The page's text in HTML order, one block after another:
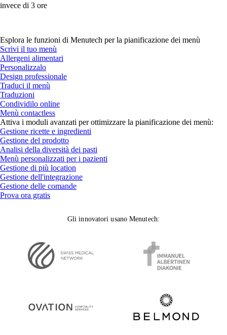
invece di 3 ore
Esplora le funzioni di Menutech per la pianificazione dei menù
Scrivi il tuo menù
Allergeni alimentari
Personalizzalo
Design professionale
Traduci il menù
Traduzioni
Condividilo online
Menù contactless
Attiva i moduli avanzati per ottimizzare la pianificazione dei menù:
Gestione ricette e ingredienti
Gestione del prodotto
Analisi della diversità dei pasti
Menù personalizzati per i pazienti
Gestione di più location
Gestione dell'integrazione
Gestione delle comande
Prova ora gratis
Gli innovatori usano Menutech: